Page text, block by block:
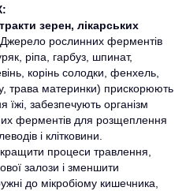
зерен, лікарських
Джерело рослинних ферментів
ріпа, гарбуз, шпинат,
корінь солодки, фенхель,
трава материнки) прискорюють
їжі, забезпечують організм
ферментів для розщеплення
і клітковини.
процеси травлення,
залози і зменшити
до мікробіому кишечника,